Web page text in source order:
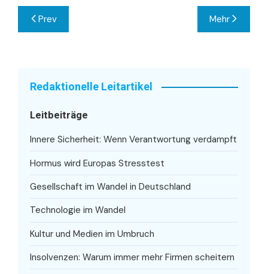
Beitragsnavigation
Prev Mehr
Redaktionelle Leitartikel
Leitbeiträge
Innere Sicherheit: Wenn Verantwortung verdampft
Hormus wird Europas Stresstest
Gesellschaft im Wandel in Deutschland
Technologie im Wandel
Kultur und Medien im Umbruch
Insolvenzen: Warum immer mehr Firmen scheitern